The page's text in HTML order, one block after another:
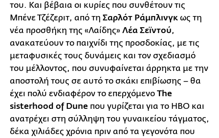
του. Και βέβαια οι κυρίες που συνθέτουν τις
Μπένε Τζέζεριτ, από τη Σαρλότ Ράμπλινγκ ως τη
νέα προσθήκη της «Λαίδης» Λέα Σεϊντού,
ανακατεύουν το παιχνίδι της προσδοκίας, με τις
μεταφυσικές τους δυνάμεις και τον σχεδιασμό
του μέλλοντος, που συνυφαίνεται άρρηκτα με την
αποστολή τους σε αυτό το σκάκι επιβίωσης – θα
έχει πολύ ενδιαφέρον το επερχόμενο The
sisterhood of Dune που γυρίζεται για το HBO και
ανατρέχει στη σύλληψη του γυναικείου τάγματος,
δέκα χιλιάδες χρόνια πριν από τα γεγονότα που